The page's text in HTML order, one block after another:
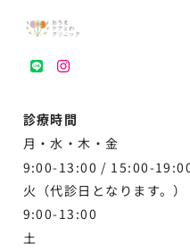
LINEinstagram
診療時間
月・水・木・金
9:00-13:00 / 15:00-
火（代診日となります。）
9:00-13:00
土